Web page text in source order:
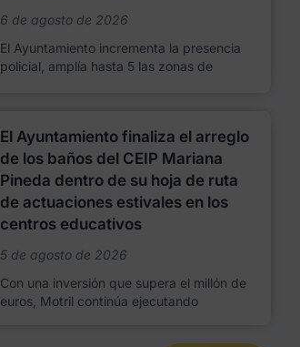
6 de agosto de 2026
El Ayuntamiento incrementa la presencia
policial, amplía hasta 5 las zonas de
El Ayuntamiento finaliza el arreglo
de los baños del CEIP Mariana
Pineda dentro de su hoja de ruta
de actuaciones estivales en los
centros educativos
5 de agosto de 2026
Con una inversión que supera el millón de
euros, Motril continúa ejecutando